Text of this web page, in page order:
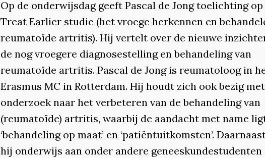
Op de onderwijsdag geeft Pascal de Jong toelichting op
Treat Earlier studie (het vroege herkennen en
reumatoïde artritis). Hij vertelt over de nieuwe
de nog vroegere diagnosestelling en behandeling van
reumatoïde artritis. Pascal de Jong is reumatoloog in
Erasmus MC in Rotterdam. Hij houdt zich ook bezig met
onderzoek naar het verbeteren van de behandeling van
(reumatoïde) artritis, waarbij de aandacht met name
‘behandeling op maat’ en ‘patiëntuitkomsten’.
hij onderwijs aan onder andere geneeskundestudenten